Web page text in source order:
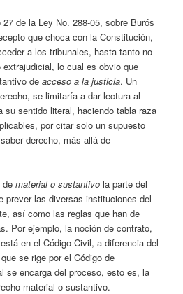
de la Ley No. 288-05, sobre Burós
que choca con la Constitución,
a los tribunales, hasta tanto no
lo cual es obvio que
deacceso a la justicia. Un
se limitaría a dar lectura al
su sentido literal, haciendo tabla raza
por citar solo un supuesto
derecho, más allá de
dematerial o sustantivo la parte del
prever las diversas instituciones del
así como las reglas que han de
Por ejemplo, la noción de contrato,
en el Código Civil, a diferencia del
se rige por el Código de
se encarga del proceso, esto es, la
material o sustantivo.